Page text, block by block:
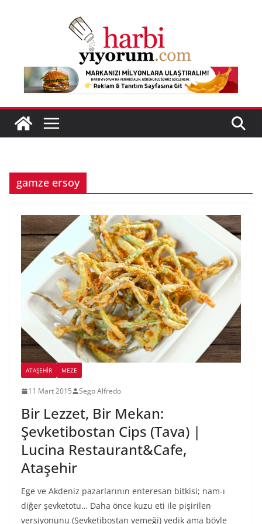
gamze ersoy
ATAŞEHIR MEZE
11 Mart 2015 Sego Alfredo
Bir Lezzet, Bir Mekan:
Şevketibostan Cips (Tava) |
Lucina Restaurant&Cafe,
Ataşehir
Ege ve Akdeniz pazarlarının enteresan bitkisi; nam-ı
diğer şevketotu… Daha önce kuzu eti ile pişirilen
versiyonunu (Şevketibostan yemeği) yedik ama böyle